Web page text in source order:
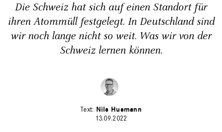
Die Schweiz hat sich auf einen Standort für
ihren Atommüll festgelegt. In Deutschland sind
wir noch lange nicht so weit. Was wir von der
Schweiz lernen können.
Nils Husmann
13.09.2022